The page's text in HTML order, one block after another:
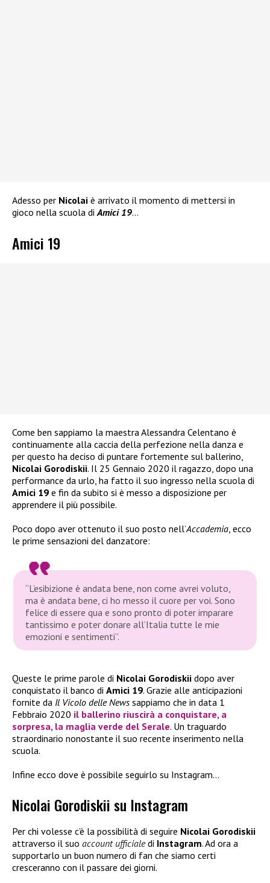
Adesso per Nicolai è arrivato il momento di mettersi in
gioco nella scuola diAmici 19…
Amici 19
Come ben sappiamo la maestra Alessandra Celentano è
continuamente alla caccia della perfezione nella danza e
per questo ha deciso di puntare fortemente sul ballerino,
Nicolai Gorodiskii. Il 25 Gennaio 2020 il ragazzo, dopo una
performance da urlo, ha fatto il suo ingresso nella scuola di
Amici 19 e fin da subito si è messo a disposizione per
apprendere il più possibile.
Poco dopo aver ottenuto il suo posto nell’Accademia , ecco
le prime sensazioni del danzatore:
“L’esibizione è andata bene, non come avrei voluto,
ma è andata bene, ci ho messo il cuore per voi. Sono
felice di essere qua e sono pronto di poter imparare
tantissimo e poter donare all’Italia tutte le mie
emozioni e sentimenti”.
Queste le prime parole di Nicolai Gorodiskii dopo aver
conquistato il banco di Amici 19. Grazie alle anticipazioni
fornite da Il Vicolo delle Newssappiamo che in data 1
Febbraio 2020 il ballerino riuscirà a conquistare, a
sorpresa, la maglia verde del Serale. Un traguardo
straordinario nonostante il suo recente inserimento nella
scuola.
Infine ecco dove è possibile seguirlo su Instagram…
Nicolai Gorodiskii su Instagram
Per chi volesse c’è la possibilità di seguire Nicolai Gorodiskii
attraverso il suo account ufficialedi Instagram. Ad ora a
supportarlo un buon numero di fan che siamo certi
cresceranno con il passare dei giorni.